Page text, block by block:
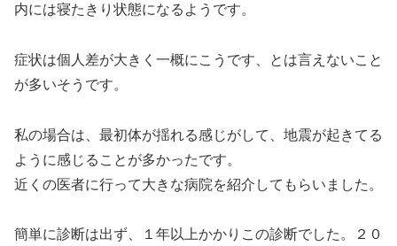
内には寝たきり状態になるようです。
症状は個人差が大きく一概にこうです、とは言えないこと
が多いそうです。
私の場合は、最初体が揺れる感じがして、地震が起きてる
ように感じることが多かったです。
近くの医者に行って大きな病院を紹介してもらいました。
簡単に診断は出ず、１年以上かかりこの診断でした。２０